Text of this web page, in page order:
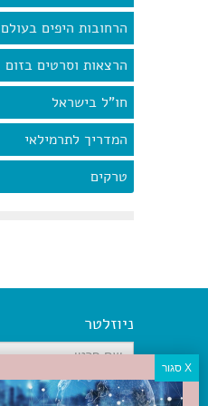
הרחובות היפים בעולם
הרצאות וסרטים בזום
חו"ל בישראל
המדריך לתרמילאי
טרקים
ניוזלטר